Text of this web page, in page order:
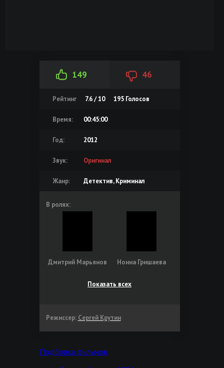
149 46
Рейтинг 7.6 / 10 195Голосов
Время: 00:45:00
Год: 2012
Звук: Оригинал
Жанр: Детектив, Криминал
В ролях:
Дмитрий Марьянов Нонна Гришаева
Показать всех
Режиссер: Сергей Крутин
Подборка фильмов